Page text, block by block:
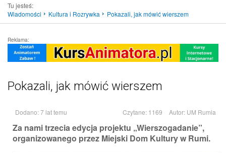
Tu jesteś:
Wiadomości
Kultura i Rozrywka Pokazali, jak mówić wierszem
Reklama:
Pokazali, jak mówić wierszem
Dodano: 7 lat temu Czytane: 1169 Autor: UM Rumia
Za nami trzecia edycja projektu „Wierszogadanie”,
organizowanego przez Miejski Dom Kultury w Rumi.